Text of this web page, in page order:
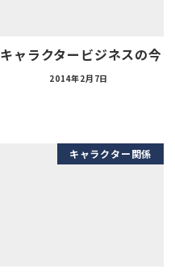
キャラクタービジネスの今
2014年2月7日
キャラクター関係